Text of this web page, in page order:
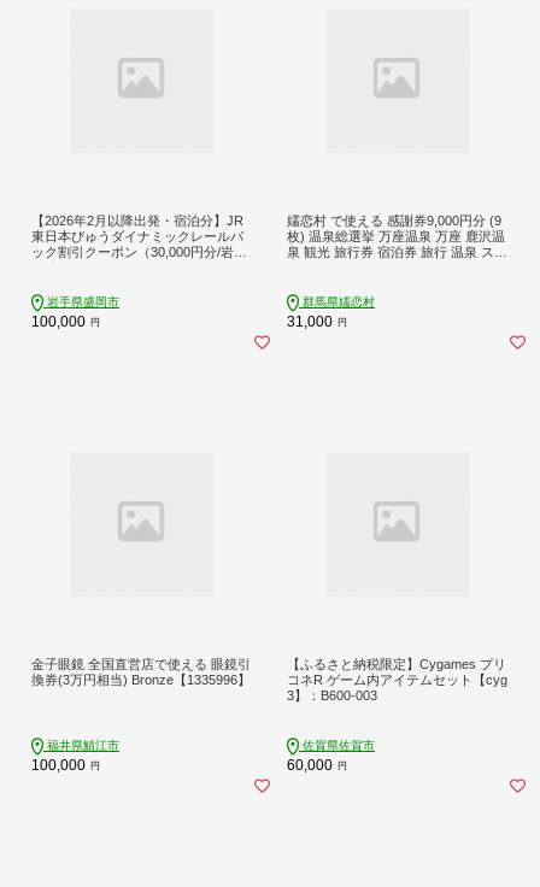
【2026年2月以降出発・宿泊分】JR
東日本びゅうダイナミックレールパ
ック割引クーポン（30,000円分/岩手
岩手県盛岡市
100,000 円
嬬恋村 で使える 感謝券9,000円分 (9
枚) 温泉総選挙 万座温泉 万座 鹿沢温
泉 観光 旅行券 宿泊券 旅行 温泉 スキ
軽井沢エリア 関東 9000円 クーポン
チケット 国内旅行 お泊り 日帰り 観
光地応援 [AO004tu]
群馬県嬬恋村
31,000 円
金子眼鏡 全国直営店で使える 眼鏡引
換券(3万円相当) Bronze【1335996】
福井県鯖江市
100,000 円
【ふるさと納税限定】Cygames プリ
コネR ゲーム内アイテムセット【cyg
3】：B600-003
佐賀県佐賀市
60,000 円